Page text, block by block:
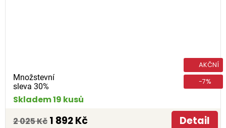
Množstevní
sleva 30%
AKČNÍ
-7%
Skladem 19 kusů
2 025 Kč 1 892 Kč Detail